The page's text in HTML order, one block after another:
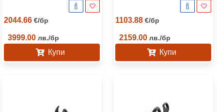
2044.66 €/бр
3999.00 лв./бр
Купи
1103.88 €/бр
2159.00 лв./бр
Купи